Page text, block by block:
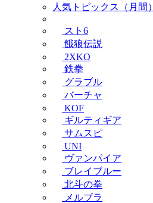
人気トピックス（月間）
スト6
餓狼伝説
2XKO
鉄拳
グラブル
バーチャ
KOF
ギルティギア
サムスピ
UNI
ヴァンパイア
ブレイブルー
北斗の拳
メルブラ